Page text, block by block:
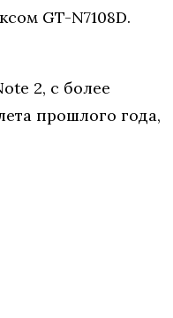
GT-N7108D.
2, с более
прошлого года,